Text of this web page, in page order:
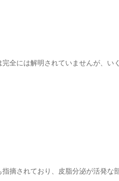
全には解明されていませんが、い
摘されており、皮脂分泌が活発な